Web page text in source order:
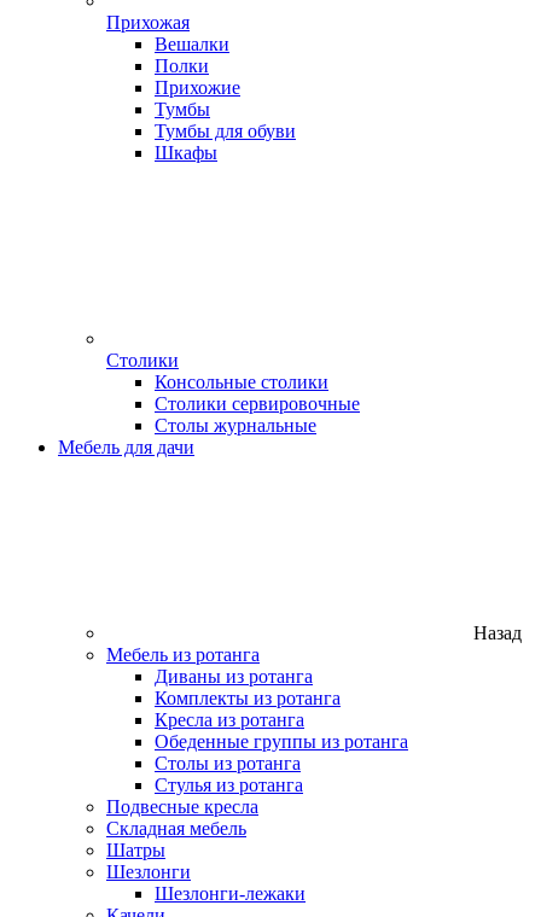
Прихожая
Вешалки
Полки
Прихожие
Тумбы
Тумбы для обуви
Шкафы
Столики
Консольные столики
Столики сервировочные
Столы журнальные
Мебель для дачи
Назад
Мебель из ротанга
Диваны из ротанга
Комплекты из ротанга
Кресла из ротанга
Обеденные группы из ротанга
Столы из ротанга
Стулья из ротанга
Подвесные кресла
Складная мебель
Шатры
Шезлонги
Шезлонги-лежаки